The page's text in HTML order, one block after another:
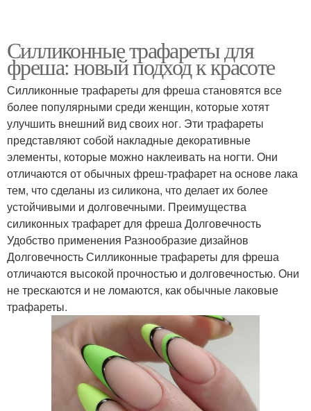
Силликонные трафареты для
фреша: новый подход к красоте
Силликонные трафареты для фреша становятся все
более популярными среди женщин, которые хотят
улучшить внешний вид своих ног. Эти трафареты
представляют собой накладные декоративные
элементы, которые можно наклеивать на ногти. Они
отличаются от обычных фреш-трафарет на основе лака
тем, что сделаны из силикона, что делает их более
устойчивыми и долговечными. Преимущества
силиконных трафарет для фреша Долговечность
Удобство применения Разнообразие дизайнов
Долговечность Силликонные трафареты для фреша
отличаются высокой прочностью и долговечностью. Они
не трескаются и не ломаются, как обычные лаковые
трафареты.